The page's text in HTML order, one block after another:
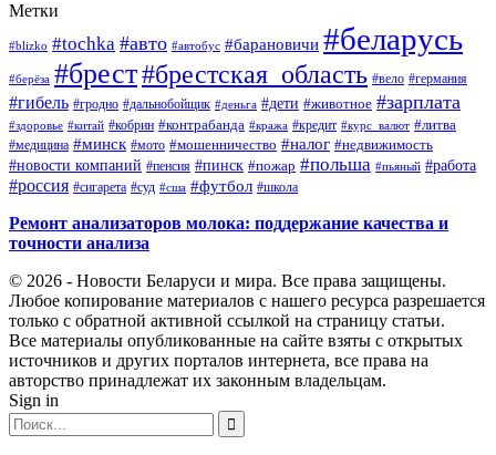
Метки
#blizko #tochka #авто #автобус #барановичи #беларусь
#берёза #брест#брестская_область #вело #германия
#гибель #гродно #дальнобойщик #деньга #дети #животное #зарплата
#здоровье #китай #кобрин #контрабанда #кража #кредит #курс_валют #литва
#медицина #минск #мото #мошенничество #налог #недвижимость
#новости компаний #пенсия #пинск #пожар #польша #пьяный #работа
#россия #сигарета #суд #сша #футбол #школа
Ремонт анализаторов молока: поддержание качества и
точности анализа
© 2026 - Новости Беларуси и мира. Все права защищены.
Любое копирование материалов с нашего ресурса разрешается
только с обратной активной ссылкой на страницу статьи.
Все материалы опубликованные на сайте взяты с открытых
источников и других порталов интернета, все права на
авторство принадлежат их законным владельцам.
Sign in